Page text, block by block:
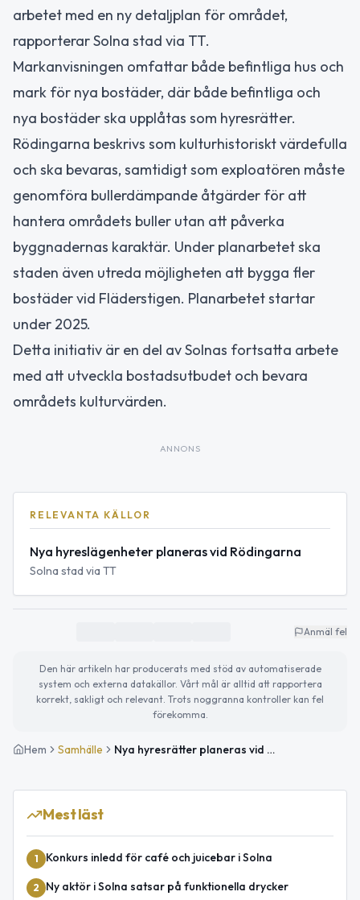
arbetet med en ny detaljplan för området,
rapporterar Solna stad via TT.
Markanvisningen omfattar både befintliga hus och
mark för nya bostäder, där både befintliga och
nya bostäder ska upplåtas som hyresrätter.
Rödingarna beskrivs som kulturhistoriskt värdefulla
och ska bevaras, samtidigt som exploatören måste
genomföra bullerdämpande åtgärder för att
hantera områdets buller utan att påverka
byggnadernas karaktär. Under planarbetet ska
staden även utreda möjligheten att bygga fler
bostäder vid Fläderstigen. Planarbetet startar
under 2025.
Detta initiativ är en del av Solnas fortsatta arbete
med att utveckla bostadsutbudet och bevara
områdets kulturvärden.
ANNONS
RELEVANTA KÄLLOR
Nya hyreslägenheter planeras vid Rödingarna
Solna stad via TT
Anmäl fel
Den här artikeln har producerats med stöd av automatiserade
system och externa datakällor. Vårt mål är alltid att rapportera
korrekt, sakligt och relevant. Trots noggranna kontroller kan fel
förekomma.
Hem Samhälle Nya hyresrätter planeras vid Rödingarna i Solna
Mest läst
1 Konkurs inledd för café och juicebar i Solna
2 Ny aktör i Solna satsar på funktionella drycker